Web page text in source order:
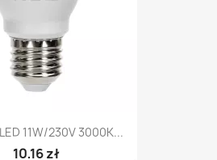
11W/230V 3000K...
10,16 zł